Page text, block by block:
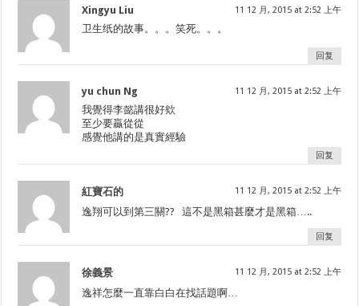
Xingyu Liu 11 12 月, 2015 at 2:52 上午
卫生纸的故事。。。笑死。。。
回复
yu chun Ng 11 12 月, 2015 at 2:52 上午
我覺得李懿講很好欸
至少要贏從從
感覺他講的是真實經驗
回复
紅寶石的 11 12 月, 2015 at 2:52 上午
逸翔可以到第三關?? 這不是黑箱甚麼才是黑箱…..
回复
徐義景 11 12 月, 2015 at 2:52 上午
逸祥怎麼一直靠白白在找話題啊…